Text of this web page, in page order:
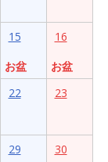
15
お盆
16
お盆
22 23
29 30